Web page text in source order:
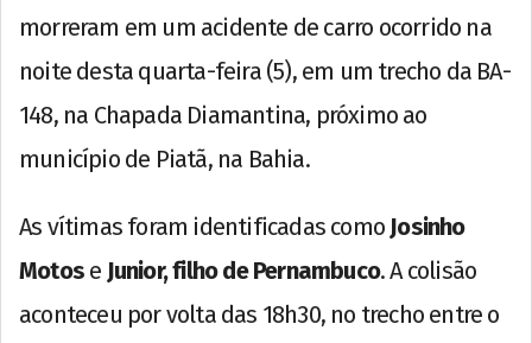
morreram em um acidente de carro ocorrido na
noite desta quarta-feira (5), em um trecho da BA-
148, na Chapada Diamantina, próximo ao
município de Piatã, na Bahia.
As vítimas foram identificadas como Josinho
Motos e Junior, filho de Pernambuco. A colisão
aconteceu por volta das 18h30, no trecho entre o